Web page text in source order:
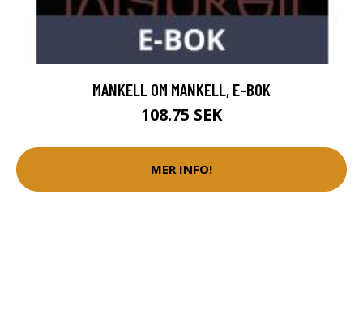
MANKELL OM MANKELL, E-BOK
108.75 SEK
MER INFO!